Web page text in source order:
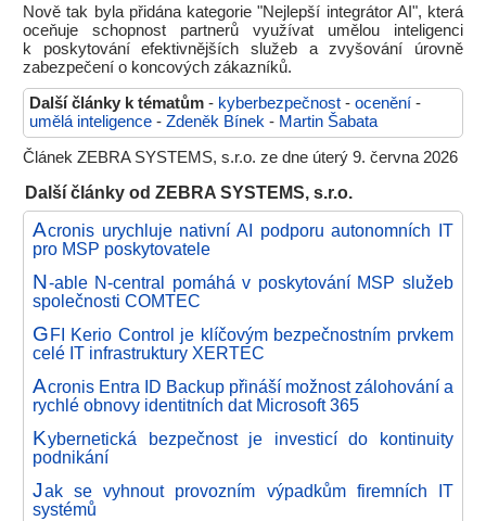
Nově tak byla přidána kategorie "Nejlepší integrátor AI", která
oceňuje schopnost partnerů využívat umělou inteligenci
k poskytování efektivnějších služeb a zvyšování úrovně
zabezpečení o koncových zákazníků.
Další články k tématům - kyberbezpečnost - ocenění -
umělá inteligence - Zdeněk Bínek - Martin Šabata
Článek ZEBRA SYSTEMS, s.r.o. ze dne úterý 9. června 2026
Další články od ZEBRA SYSTEMS, s.r.o.
Acronis urychluje nativní AI podporu autonomních IT
pro MSP poskytovatele
N-able N-central pomáhá v poskytování MSP služeb
společnosti COMTEC
GFI Kerio Control je klíčovým bezpečnostním prvkem
celé IT infrastruktury XERTEC
Acronis Entra ID Backup přináší možnost zálohování a
rychlé obnovy identitních dat Microsoft 365
Kybernetická bezpečnost je investicí do kontinuity
podnikání
Jak se vyhnout provozním výpadkům firemních IT
systémů